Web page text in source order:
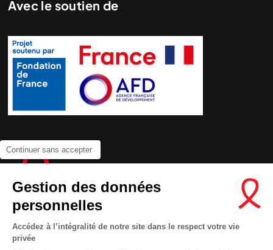
Continuer sans accepter
Gestion des données
personnelles
Accédez à l’intégralité de notre site dans le respect votre vie
privée
Avec le soutien de
Contactez-nous